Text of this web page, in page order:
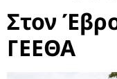
Στον
ΓΕΕΘΑ